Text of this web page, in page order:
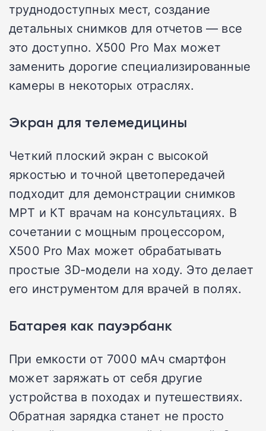
труднодоступных мест, создание
детальных снимков для отчетов — все
это доступно. X500 Pro Max может
заменить дорогие специализированные
камеры в некоторых отраслях.
Экран для телемедицины
Четкий плоский экран с высокой
яркостью и точной цветопередачей
подходит для демонстрации снимков
МРТ и КТ врачам на консультациях. В
сочетании с мощным процессором,
X500 Pro Max может обрабатывать
простые 3D-модели на ходу. Это делает
его инструментом для врачей в полях.
Батарея как пауэрбанк
При емкости от 7000 мАч смартфон
может заряжать от себя другие
устройства в походах и путешествиях.
Обратная зарядка станет не просто